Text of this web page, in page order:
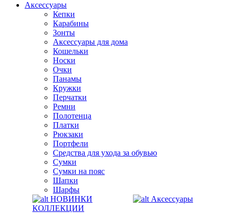
Аксессуары
Кепки
Карабины
Зонты
Аксессуары для дома
Кошельки
Носки
Очки
Панамы
Кружки
Перчатки
Ремни
Полотенца
Платки
Рюкзаки
Портфели
Средства для ухода за обувью
Сумки
Сумки на пояс
Шапки
Шарфы
НОВИНКИ
КОЛЛЕКЦИИ
Аксессуары